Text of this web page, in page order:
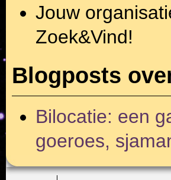
Jouw
Zoek&Vind!
Blogposts
Bilocatie: een
goeroes,